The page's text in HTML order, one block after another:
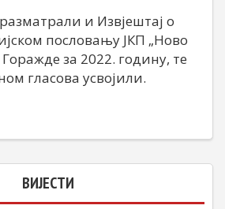
и Извјештај о
пословању ЈКП „Ново
за 2022. годину, те
гласова усвојили.
ВИЈЕСТИ